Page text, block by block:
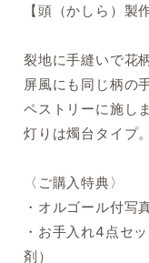
【頭（かしら）製
裂地に手縫いで花
屏風にも同じ柄の
ペストリーに施し
灯りは燭台タイプ
〈ご購入特典〉
・オルゴール付写
・お手入れ4点セ
剤）